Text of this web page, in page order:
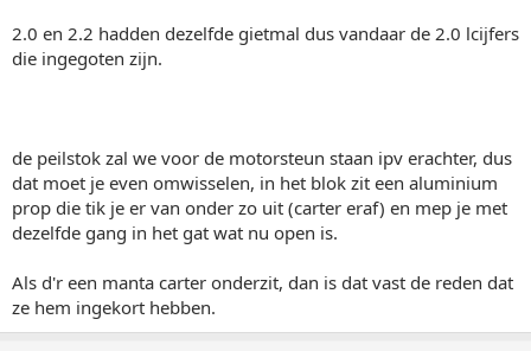
2.0 en 2.2 hadden dezelfde gietmal dus vandaar de 2.0 lcijfers
die ingegoten zijn.
de peilstok zal we voor de motorsteun staan ipv erachter, dus
dat moet je even omwisselen, in het blok zit een aluminium
prop die tik je er van onder zo uit (carter eraf) en mep je met
dezelfde gang in het gat wat nu open is.
Als d'r een manta carter onderzit, dan is dat vast de reden dat
ze hem ingekort hebben.